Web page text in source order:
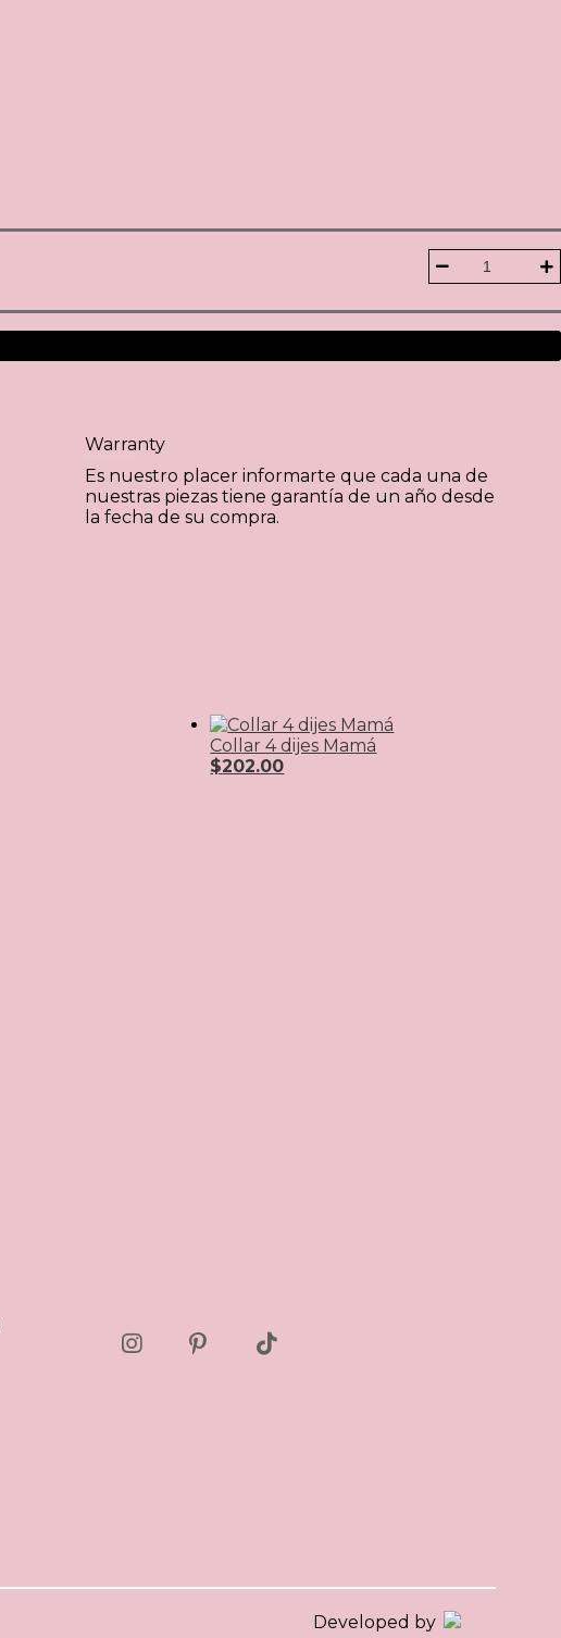
Warranty
Es nuestro placer informarte que cada una de
nuestras piezas tiene garantía de un año desde
la fecha de su compra.
Collar 4 dijes Mamá
$202.00
Developed by